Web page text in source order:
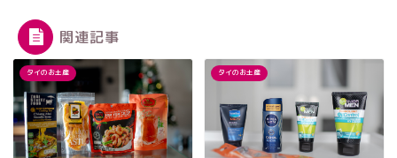
関連記事
タイのお土産 タイのお土産